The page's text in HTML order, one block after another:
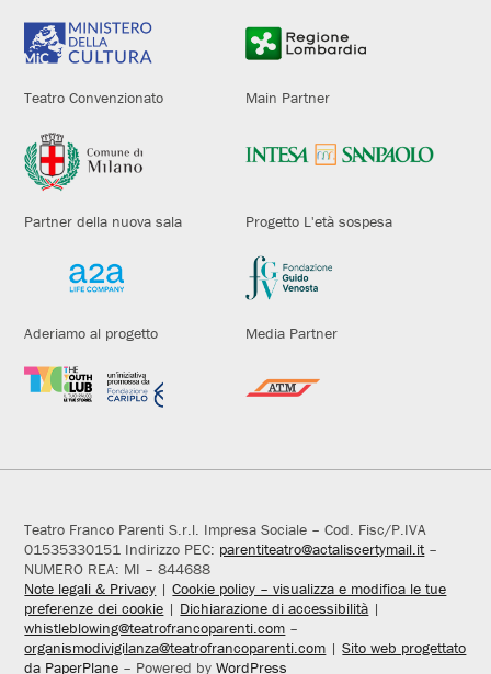
Teatro Convenzionato Main Partner
Partner della nuova sala Progetto L'età sospesa
Aderiamo al progetto Media Partner
Teatro Franco Parenti S.r.l. Impresa Sociale – Cod. Fisc/P.IVA
01535330151 Indirizzo PEC: parentiteatro@actaliscertymail.it–
NUMERO REA: MI – 844688
Note legali & Privacy |Cookie policy – visualizza e modifica le tue
preferenze dei cookie | Dichiarazione di accessibilità |
whistleblowing@teatrofrancoparenti.com –
organismodivigilanza@teatrofrancoparenti.com |Sito web progettato
da PaperPlane – Powered byWordPress